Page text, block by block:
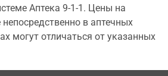
Аптека 9-1-1. Цены на
в аптечных
могут отличаться от указанных